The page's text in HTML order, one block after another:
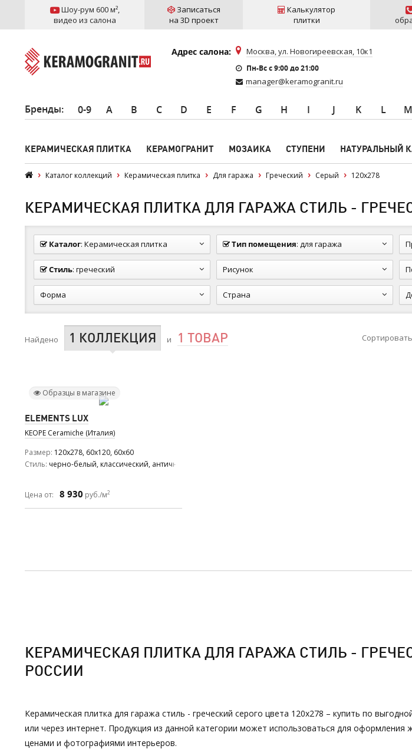
Шоу-рум 600 м²,
видео из салона
Записаться
на 3D проект
Калькулятор
плитки
Адрес салона: Москва, ул. Новогиреевская, 10к1
Пн-Вс c 9:00 до 21:00
manager@keramogranit.ru
Бренды: 0-9 A B C D E F G H I J K L M
КЕРАМИЧЕСКАЯ ПЛИТКА КЕРАМОГРАНИТ МОЗАИКА СТУПЕНИ НАТУРАЛЬНЫЙ
Каталог коллекций Керамическая плитка Для гаража Греческий Серый 120x278
КЕРАМИЧЕСКАЯ ПЛИТКА ДЛЯ ГАРАЖА СТИЛЬ -
Каталог: Керамическая плитка Тип помещения: для гаража
Стиль: греческий Рисунок
Форма Страна
Найдено 1 КОЛЛЕКЦИЯ и 1 ТОВАР
Образцы в магазине
ELEMENTS LUX
KEOPE Ceramiche (Италия)
Размер 120x278, 60x120, 60x60
Стиль черно-белый, классический, античный
Цена от: 8 930 руб./м2
КЕРАМИЧЕСКАЯ ПЛИТКА ДЛЯ ГАРАЖА СТИЛЬ -
РОССИИ
Керамическая плитка для гаража стиль - греческий серого цвета 120х278 – купить по
или через интернет. Продукция из данной категории может использоваться для
ценами и фотографиями интерьеров.